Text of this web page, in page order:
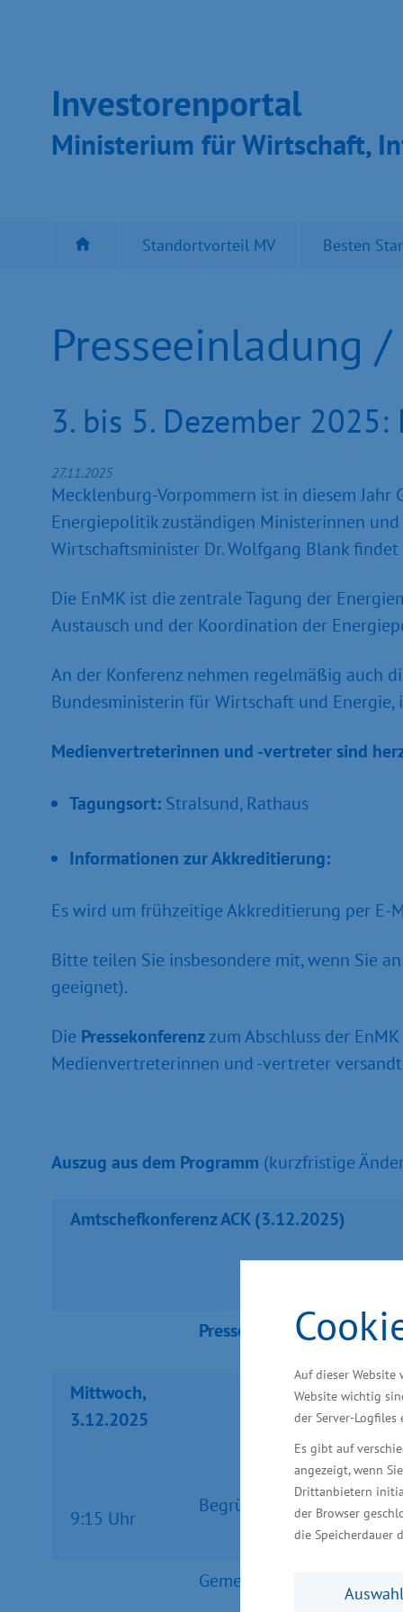
Auf dieser
Website wichtig
der Server-Logfiles
Es gibt auf
angezeigt, wenn
Drittanbietern
der Browser
die Speicherdauer
Inves­toren­por­tal
Ministeri­um für Wirt­schaft,
Standortvorteil MV Besten
Presseeinladung
3. bis 5. Dezember
27.11.2025
Mecklenburg-Vorpommern ist in diesem
Energiepolitik zuständigen Ministerinnen
Wirtschaftsminister Dr. Wolfgang Blank
Die EnMK ist die zentrale Tagung der
Austausch und der Koordination der
An der Konferenz nehmen regelmäßig auch
Bundesministerin für Wirtschaft und Energie,
Medienvertreterinnen und -vertreter sind
Tagungsort: Stralsund, Rathaus
Informationen zur Akkreditierung:
Es wird um frühzeitige Akkreditierung per E-
Bitte teilen Sie insbesondere mit, wenn Sie
geeignet).
Die Pressekonferenzzum Abschluss der
Medienvertreterinnen und -vertreter
Auszug aus dem Programm (kurzfristige
Amtschefkonferenz ACK (3.12.2025)
Presserelevant /
Mittwoch,
3.12.2025
9:15 Uhr
Begrüßung der
Gemeinsamer Besuch der